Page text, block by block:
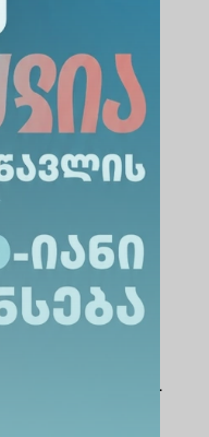
2020
ის არის
პროგრამის
არის 50-